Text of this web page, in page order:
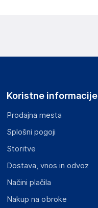
Koristne informacije
Prodajna mesta
Splošni pogoji
Storitve
Dostava, vnos in odvoz
Načini plačila
Nakup na obroke